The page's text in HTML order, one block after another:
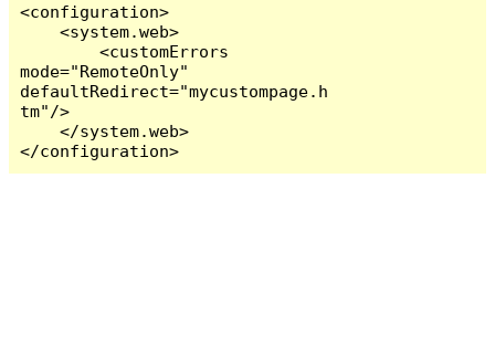
<configuration>
    <system.web>
        <customErrors
mode="RemoteOnly"
defaultRedirect="mycustompage.h
tm"/>
    </system.web>
</configuration>